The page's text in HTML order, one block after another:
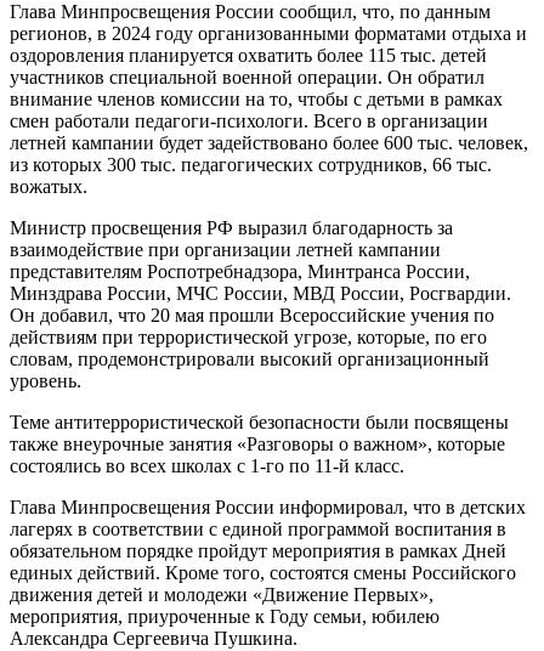
Глава Минпросвещения России сообщил, что, по данным
регионов, в 2024 году организованными форматами отдыха и
оздоровления планируется охватить более 115 тыс. детей
участников специальной военной операции. Он обратил
внимание членов комиссии на то, чтобы с детьми в рамках
смен работали педагоги-психологи. Всего в организации
летней кампании будет задействовано более 600 тыс. человек,
из которых 300 тыс. педагогических сотрудников, 66 тыс.
вожатых.
Министр просвещения РФ выразил благодарность за
взаимодействие при организации летней кампании
представителям Роспотребнадзора, Минтранса России,
Минздрава России, МЧС России, МВД России, Росгвардии.
Он добавил, что 20 мая прошли Всероссийские учения по
действиям при террористической угрозе, которые, по его
словам, продемонстрировали высокий организационный
уровень.
Теме антитеррористической безопасности были посвящены
также внеурочные занятия «Разговоры о важном», которые
состоялись во всех школах с 1-го по 11-й класс.
Глава Минпросвещения России информировал, что в детских
лагерях в соответствии с единой программой воспитания в
обязательном порядке пройдут мероприятия в рамках Дней
единых действий. Кроме того, состоятся смены Российского
движения детей и молодежи «Движение Первых»,
мероприятия, приуроченные к Году семьи, юбилею
Александра Сергеевича Пушкина.